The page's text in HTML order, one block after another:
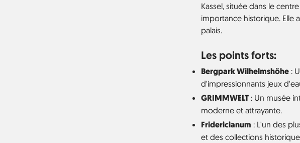
Kassel, située dans le
importance historique. Elle
palais.
Les points forts:
Bergpark Wilhelmshöhe:
d'impressionnants jeux
GRIMMWELT: Un musée
moderne et attrayante.
Fridericianum : L'un des
et des collections